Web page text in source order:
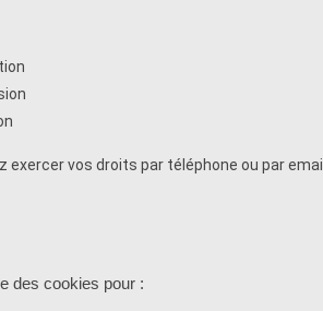
exercer vos droits par téléphone ou par email.
des cookies pour :